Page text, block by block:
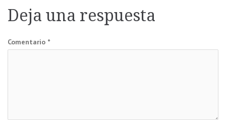
entradas
Deja una respuesta
Comentario *